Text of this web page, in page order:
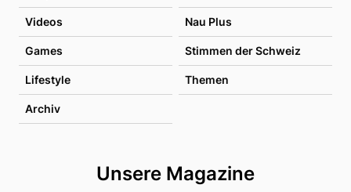
Videos Nau Plus
Games Stimmen der Schweiz
Lifestyle Themen
Archiv
Unsere Magazine